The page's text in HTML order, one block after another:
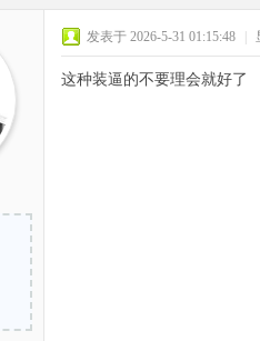
发表于 2026-5-31 01:15:48
这种装逼的不要理会就好了